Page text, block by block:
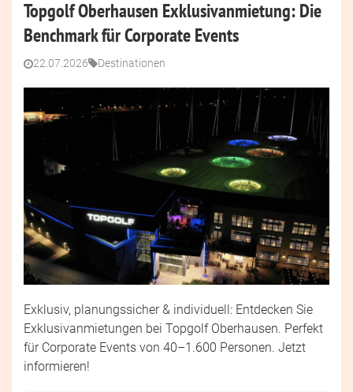
Topgolf Oberhausen Exklusivanmietung: Die
Benchmark für Corporate Events
22.07.2026 Destinationen
Exklusiv, planungssicher & individuell: Entdecken Sie
Exklusivanmietungen bei Topgolf Oberhausen. Perfekt
für Corporate Events von 40–1.600 Personen. Jetzt
informieren!